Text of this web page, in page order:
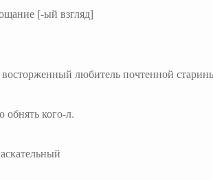
[-ый взгляд]
восторженный любитель почтенной
обнять кого-л.